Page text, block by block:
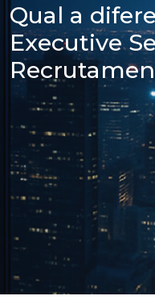
Qual a
Executive